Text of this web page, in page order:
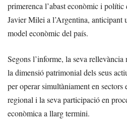
primerenca l’abast econòmic i polític
Javier Milei a l’Argentina, anticipant
model econòmic del país.
Segons l’informe, la seva
la dimensió patrimonial dels seus
per operar simultàniament en sectors
regional i la seva participació en
econòmica a llarg termini.